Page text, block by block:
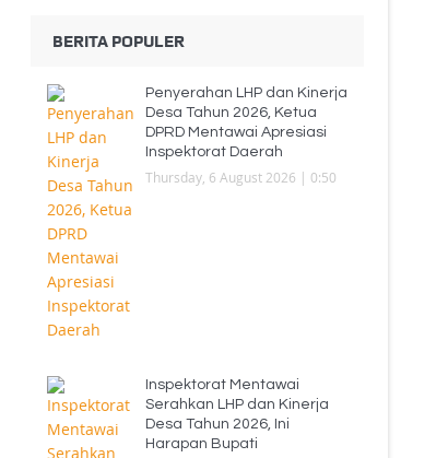
BERITA POPULER
Penyerahan LHP dan Kinerja
Desa Tahun 2026, Ketua
DPRD Mentawai Apresiasi
Inspektorat Daerah
Thursday, 6 August 2026 | 0:50
Inspektorat Mentawai
Serahkan LHP dan Kinerja
Desa Tahun 2026, Ini
Harapan Bupati